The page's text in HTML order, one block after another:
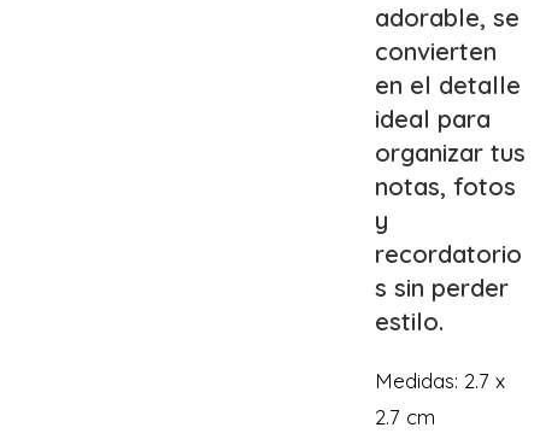
adorable, se
convierten
en el detalle
ideal para
organizar tus
notas, fotos
y
recordatorio
s sin perder
estilo.
Medidas: 2.7 x
2.7 cm